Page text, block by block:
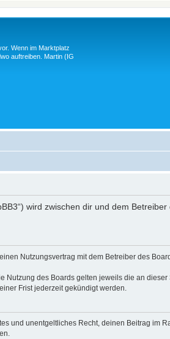
Wenn im Marktplatz
auftreiben. Martin (IG
wird zwischen dir und dem
Nutzungsvertrag mit dem Betreiber des
Nutzung des Boards gelten jeweils die an
Frist jederzeit gekündigt werden.
und unentgeltliches Recht, deinen Beitrag im